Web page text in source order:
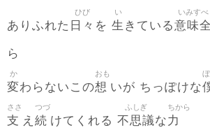
ありふれた 日々
ひび
を 生
い
きている意味全
いみすべ
ら
変
か
わらないこの想
おも
いが ちっぽけな
ぼ
支
ささ
え 続
つづ
けてくれる 不思議
ふしぎ
な力
ちから